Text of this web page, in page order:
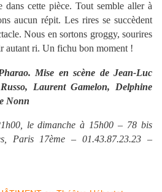
cette pièce. Tout semble aller à
aucun répit. Les rires se succèdent
Nous en sortons groggy, sourires
autant ri. Un fichu bon moment !
Mise en scène de Jean-Luc
Laurent Gamelon, Delphine
Nonn
le dimanche à 15h00 – 78 bis
Paris 17ème – 01.43.87.23.23 –